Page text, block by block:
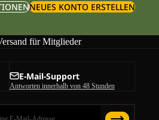
NEUES KONTO ERSTELLEN
für Mitglieder
E-Mail-Support
Antworten innerhalb von 48 Stunden